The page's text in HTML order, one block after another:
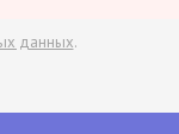
данных.